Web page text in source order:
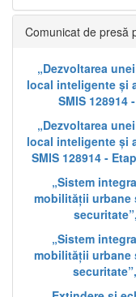
Comunicat de presă
„Dezvoltarea
local inteligente și
SMIS 128914
„Dezvoltarea
local inteligente și
SMIS 128914 -
„Sistem
mobilității urbane
„Sistem
mobilității urbane